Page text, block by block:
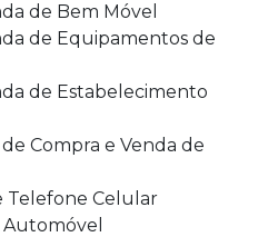
de Bem Móvel
de Equipamentos de
de Estabelecimento
Compra e Venda de
Telefone Celular